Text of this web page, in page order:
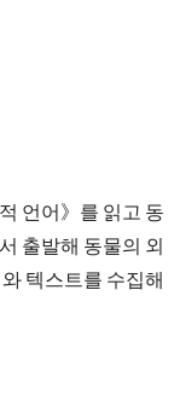
언어》를 읽고 동
출발해 동물의 외
텍스트를 수집해